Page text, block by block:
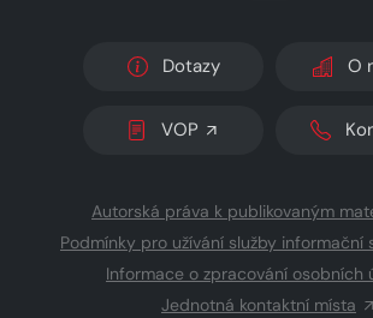
Dotazy O
VOP
Autorská práva k publikovaným
Podmínky pro užívání služby informační
Informace o zpracování osobních
Jednotná kontaktní místa